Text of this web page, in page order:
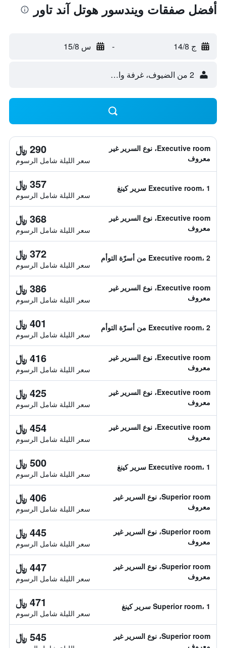
أفضل صفقات ويندسور هوتل آند تاور
ج 14/8 - س 15/8
2 من الضيوف، غرفة واحدة
Executive room، نوع السرير غير
معروف
290 ﷼
سعر الليلة شامل الرسوم
Executive room، 1 سرير كينغ 357 ﷼
سعر الليلة شامل الرسوم
Executive room، نوع السرير غير
معروف
368 ﷼
سعر الليلة شامل الرسوم
Executive room، 2 من أسرّة التوأم 372 ﷼
سعر الليلة شامل الرسوم
Executive room، نوع السرير غير
معروف
386 ﷼
سعر الليلة شامل الرسوم
Executive room، 2 من أسرّة التوأم 401 ﷼
سعر الليلة شامل الرسوم
Executive room، نوع السرير غير
معروف
416 ﷼
سعر الليلة شامل الرسوم
Executive room، نوع السرير غير
معروف
425 ﷼
سعر الليلة شامل الرسوم
Executive room، نوع السرير غير
معروف
454 ﷼
سعر الليلة شامل الرسوم
Executive room، 1 سرير كينغ 500 ﷼
سعر الليلة شامل الرسوم
Superior room، نوع السرير غير
معروف
406 ﷼
سعر الليلة شامل الرسوم
Superior room، نوع السرير غير
معروف
445 ﷼
سعر الليلة شامل الرسوم
Superior room، نوع السرير غير
معروف
447 ﷼
سعر الليلة شامل الرسوم
Superior room، 1 سرير كينغ 471 ﷼
سعر الليلة شامل الرسوم
Superior room، نوع السرير غير
معروف
545 ﷼